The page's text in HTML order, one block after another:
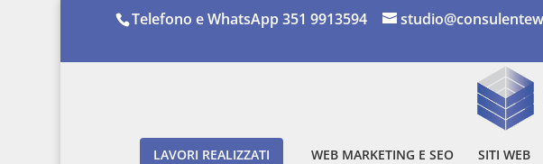
Telefono e WhatsApp 351 9913594
LAVORI REALIZZATI WEB MARKETING E SEO SITI WEB